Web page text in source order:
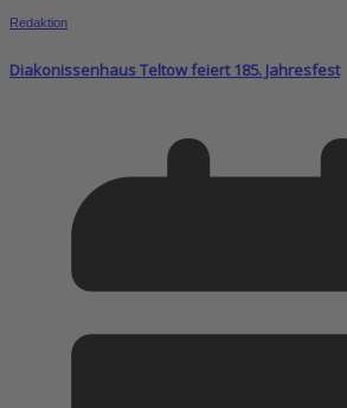
Redaktion
Diakonissenhaus Teltow feiert 185. Jahresfest